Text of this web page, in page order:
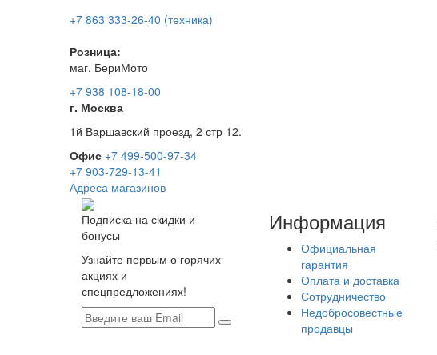
+7 863 333-26-40 (техника)
Розница:
маг. БериМото
+7 938 108-18-00
г. Москва
1й Варшавский проезд, 2 стр 12.
Офис +7 499-500-97-34
+7 903-729-13-41
Адреса магазинов
Подписка на скидки и
бонусы
Узнайте первым о горячих
акциях и
спецпредложениях!
Информация
Официальная
гарантия
Оплата и доставка
Сотрудничество
Недобросовестные
продавцы